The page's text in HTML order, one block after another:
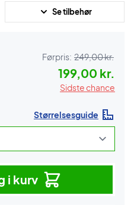
Se tilbehør
Førpris: 249,00 kr.
199,00 kr.
Sidste chance
Størrelsesguide
i kurv